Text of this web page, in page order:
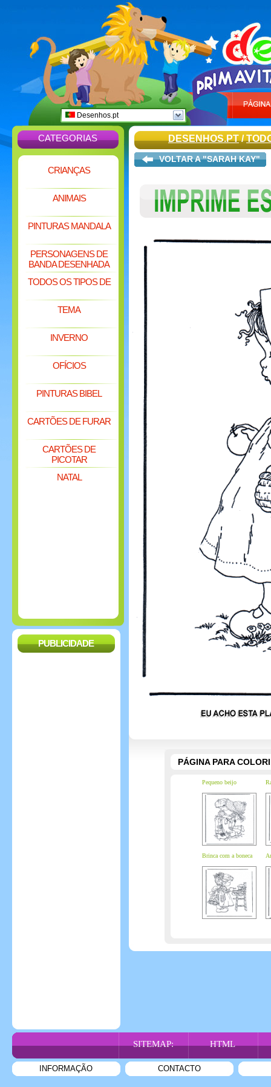
Desenhos.pt
CATEGORIAS
CRIANÇAS
ANIMAIS
PINTURAS MANDALA
PERSONAGENS DE
BANDA DESENHADA
TODOS OS TIPOS DE
TEMA
INVERNO
OFÍCIOS
PINTURAS BIBEL
CARTÕES DE FURAR
CARTÕES DE
PICOTAR
NATAL
PUBLICIDADE
DESENHOS.PT/
VOLTAR A "SARAH KAY"
PÁGINA PARA
Pequeno beijo
Brinca com a boneca
SITEMAP: HTML
INFORMAÇÃO CONTACTO